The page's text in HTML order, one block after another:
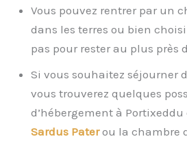
Vous pouvez rentrer par un
dans les terres ou bien
pas pour rester au plus près
Si vous souhaitez séjourner
vous trouverez quelques
d’hébergement à Portixeddu
Sardus Paterou la chambre